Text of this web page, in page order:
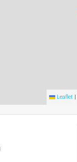
Leaflet |